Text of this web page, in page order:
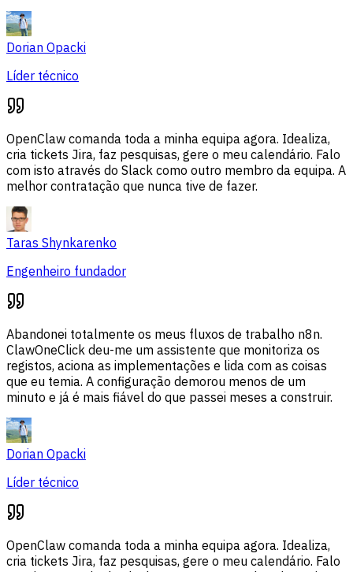
Dorian Opacki
Líder técnico
OpenClaw comanda toda a minha equipa agora. Idealiza,
cria tickets Jira, faz pesquisas, gere o meu calendário. Falo
com isto através do Slack como outro membro da equipa. A
melhor contratação que nunca tive de fazer.
Taras Shynkarenko
Engenheiro fundador
Abandonei totalmente os meus fluxos de trabalho n8n.
ClawOneClick deu-me um assistente que monitoriza os
registos, aciona as implementações e lida com as coisas
que eu temia. A configuração demorou menos de um
minuto e já é mais fiável do que passei meses a construir.
Dorian Opacki
Líder técnico
OpenClaw comanda toda a minha equipa agora. Idealiza,
cria tickets Jira, faz pesquisas, gere o meu calendário. Falo